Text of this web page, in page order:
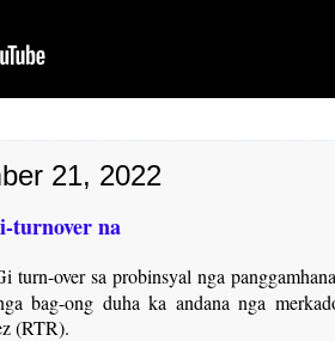
21, 2022
turnover na
turn-over sa probinsyal nga
bag-ong duha ka andana nga
(RTR).